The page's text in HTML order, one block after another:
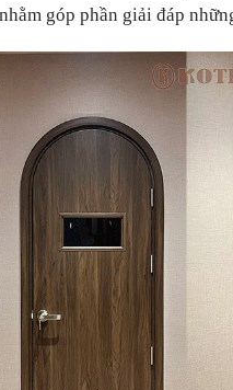
góp phần giải đáp